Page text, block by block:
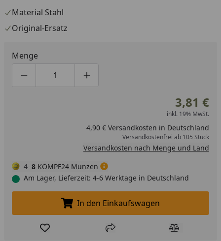
Material Stahl
Original-Ersatz
Menge
Produktmenge um eins verringern
Produktmenge manuell eingeben
Produktmenge um eins erhöhen
3,81 €
inkl. 19% MwSt.
4,90 € Versandkosten in Deutschland
Versandkostenfrei ab 105 Stück
Versandkosten nach Menge und Land
4 8 KÖMPF24 Münzen
Am Lager, Lieferzeit: 4-6 Werktage in Deutschland
In den Einkaufswagen legen
In den Einkaufswagen
Produkt zur Wunschliste hinzufügen
Teilen Produkt